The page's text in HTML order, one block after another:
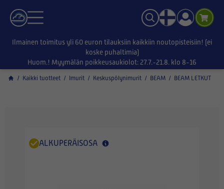
Ilmainen toimitus yli 60 euron tilauksiin kaikkiin noutopisteisiin! (ei
koske puhaltimia)
Huom.! Myymälän poikkeusaukiolot: 27.7.-21.8. klo 8-16
/ Kaikki tuotteet / Imurit / Keskuspölynimurit / BEAM / BEAM LETKUT
ALKUPERÄISOSA